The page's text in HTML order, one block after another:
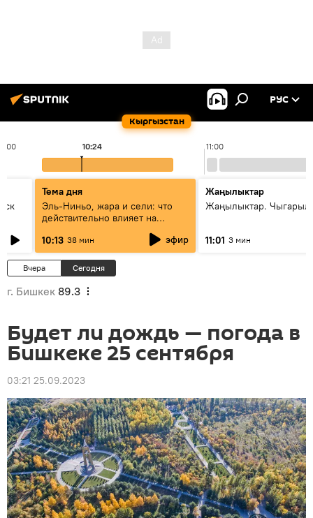
Кыргызстан
РУС
11:00
10:24
Тема дня
Эль-Ниньо, жара и сели: что
действительно влияет на
10:13 38 мин эфир
Жаңылыктар
Жаңылыктар.
11:01 3 мин
Вчера Сегодня
г. Бишкек 89.3
Будет ли дождь — погода в
Бишкеке 25 сентября
03:21 25.09.2023